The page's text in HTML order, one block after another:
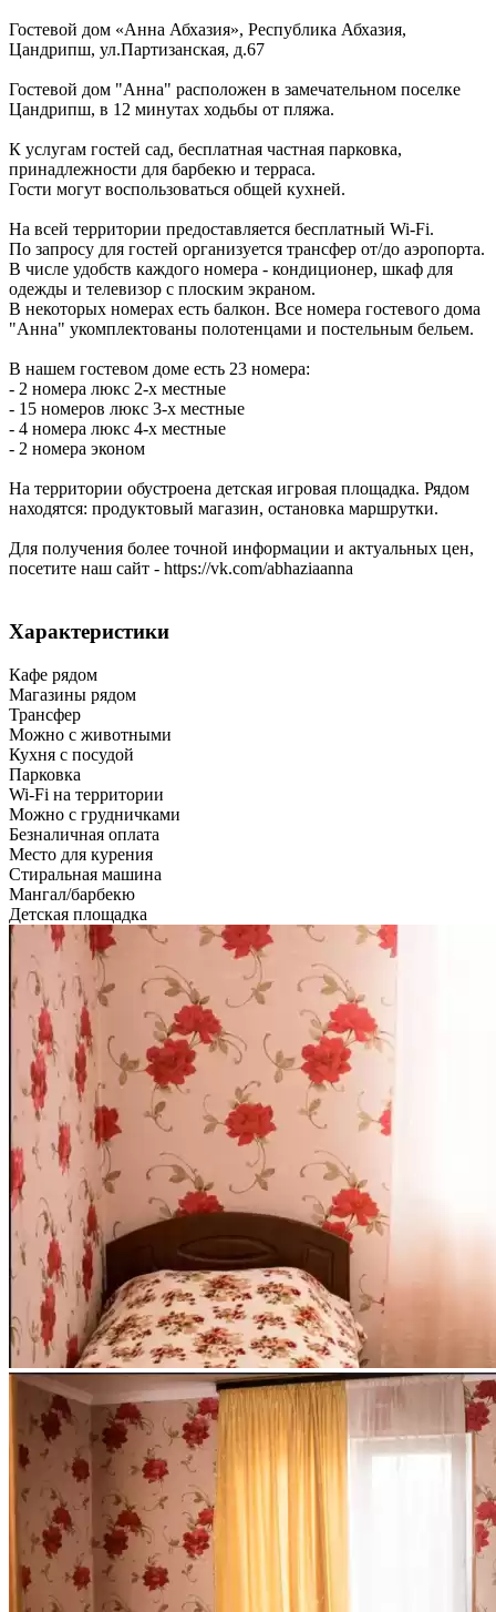
Гостевой дом «Анна Абхазия», Республика Абхазия,
Цандрипш, ул.Партизанская, д.67
Гостевой дом "Анна" расположен в замечательном поселке
Цандрипш, в 12 минутах ходьбы от пляжа.
К услугам гостей сад, бесплатная частная парковка,
принадлежности для барбекю и терраса.
Гости могут воспользоваться общей кухней.
На всей территории предоставляется бесплатный Wi-Fi.
По запросу для гостей организуется трансфер от/до аэропорта.
В числе удобств каждого номера - кондиционер, шкаф для
одежды и телевизор с плоским экраном.
В некоторых номерах есть балкон. Все номера гостевого дома
"Анна" укомплектованы полотенцами и постельным бельем.
В нашем гостевом доме есть 23 номера:
- 2 номера люкс 2-х местные
- 15 номеров люкс 3-х местные
- 4 номера люкс 4-х местные
- 2 номера эконом
На территории обустроена детская игровая площадка. Рядом
находятся: продуктовый магазин, остановка маршрутки.
Для получения более точной информации и актуальных цен,
посетите наш сайт - https://vk.com/abhaziaanna
Характеристики
Кафе рядом
Магазины рядом
Трансфер
Можно с животными
Кухня с посудой
Парковка
Wi-Fi на территории
Можно с грудничками
Безналичная оплата
Место для курения
Стиральная машина
Мангал/барбекю
Детская площадка